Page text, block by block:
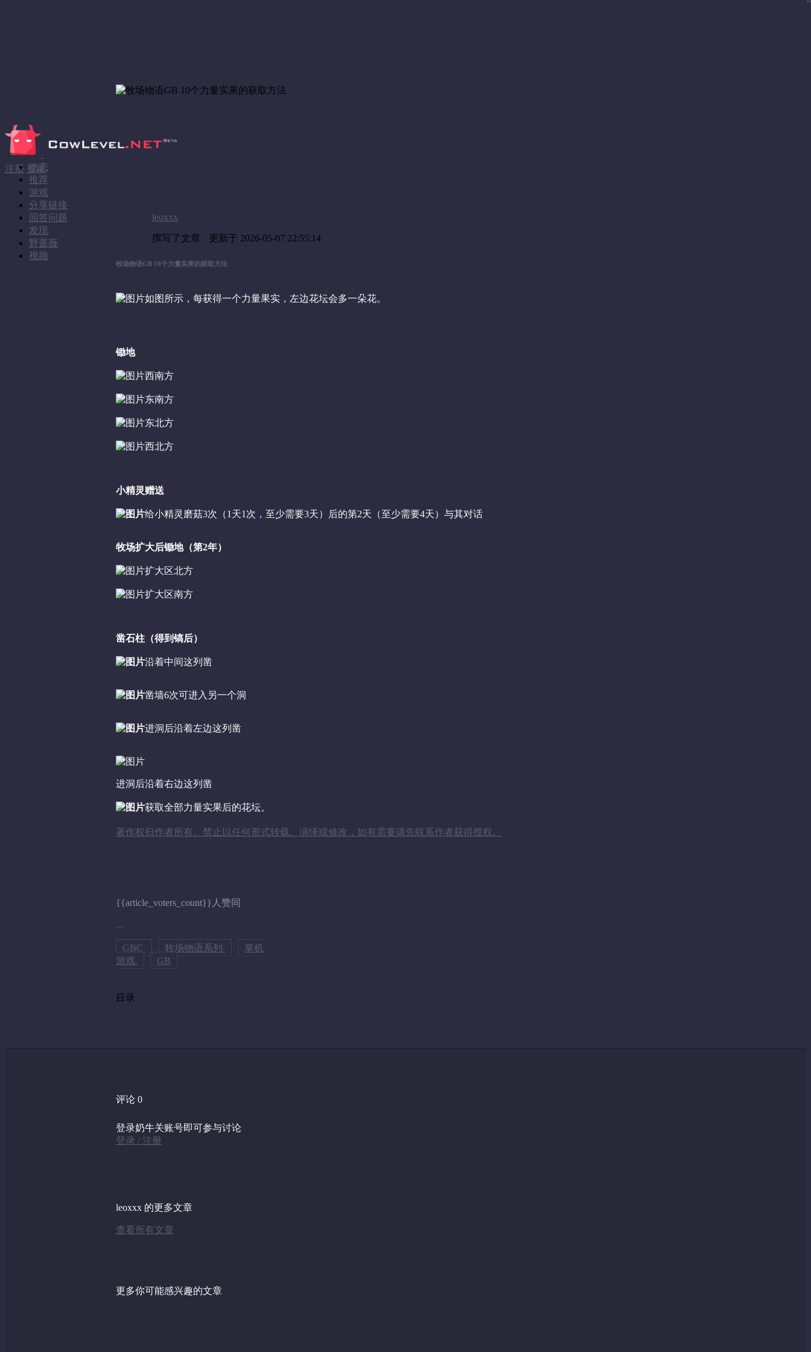
注册 登录
动态
推荐
游戏
分享链接
回答问题
发现
野蔷薇
视频
leoxxx
撰写了文章 更新于 2026-05-07 22:55:14
牧场物语GB 10个力量实果的获取方法
如图所示，每获得一个力量果实，左边花坛会多一朵花。
锄地
西南方
东南方
东北方
西北方
小精灵赠送
给小精灵磨菇3次（1天1次，至少需要3天）后的第2天（至少需要4天）与其对话
牧场扩大后锄地（第2年）
扩大区北方
扩大区南方
凿石柱（得到镐后）
沿着中间这列凿
凿墙6次可进入另一个洞
进洞后沿着左边这列凿
进洞后沿着右边这列凿
获取全部力量实果后的花坛。
著作权归作者所有。禁止以任何形式转载、演绎或修改，如有需要请先联系作者获得授权。
{{article_voters_count}}人赞同
...
GBC 牧场物语系列
掌机
游戏
GB
目录
评论 0
登录奶牛关账号即可参与讨论
登录 / 注册
leoxxx 的更多文章
查看所有文章
更多你可能感兴趣的文章